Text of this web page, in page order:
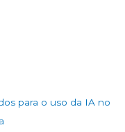
para o uso da IA no